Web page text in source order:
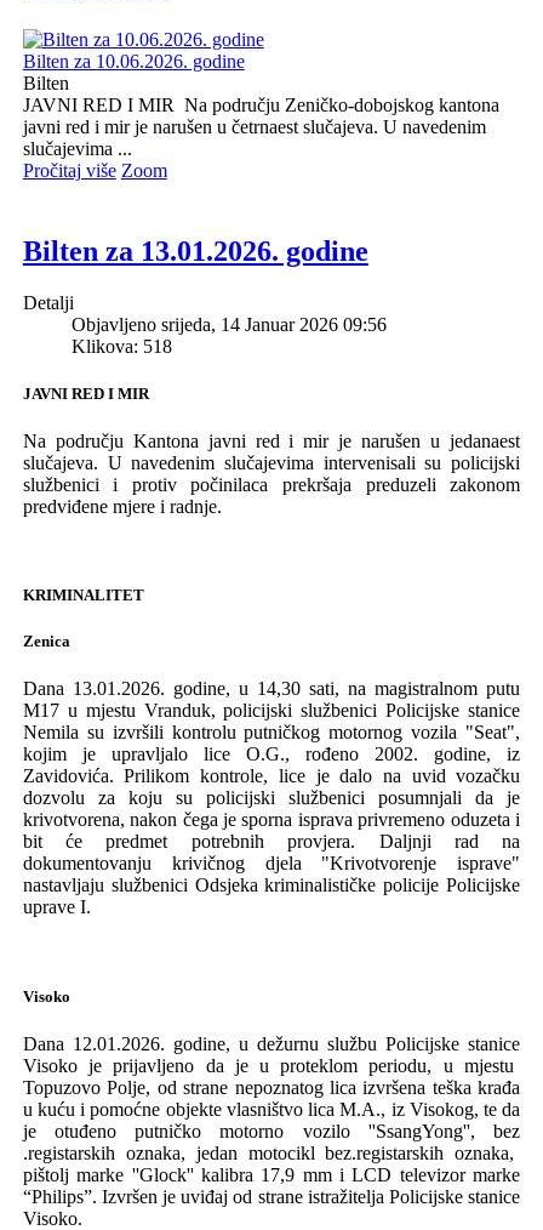
Bilten za 10.06.2026. godine
Bilten
JAVNI RED I MIR Na području Zeničko-dobojskog kantona
javni red i mir je narušen u četrnaest slučajeva. U navedenim
slučajevima ...
Pročitaj više Zoom
Bilten za 13.01.2026. godine
Detalji
Objavljeno srijeda, 14 Januar 2026 09:56
Klikova: 518
JAVNI RED I MIR
Na području Kantona javni red i mir je narušen u jedanaest
slučajeva. U navedenim slučajevima intervenisali su policijski
službenici i protiv počinilaca prekršaja preduzeli zakonom
predviđene mjere i radnje.
KRIMINALITET
Zenica
Dana13.01.2026. godine, u14,30sati, na magistralnom putu
M17 u mjestu Vranduk,policijski službenici Policijske stanice
Nemilasu izvršili kontrolu putničkog motornog vozila "Seat",
kojim
je upravljaloliceO.G.,rođeno 2002. godine,iz
Zavidovića.Prilikom kontrole, lice je dalo na uvid vozačku
dozvolu
za koju supolicijski službenici posumnjali da je
krivotvorena, nakon čega je sporna ispravaprivremeno oduzetai
bit će predmet potrebnih provjera. Daljnji radna
dokumentovanju
krivičnog djela"Krivotvorenje isprave"
nastavljaju službenici Odsjeka kriminalističke policije Policijske
uprave I.
Visoko
Dana 12.01.2026. godine, u dežurnu službuPolicijske stanice
Visoko je prijavljeno da je u proteklom periodu, u mjestu
Topuzovo Polje, od strane nepoznatog licaizvršena teška krađa
u kuću i pomoćne objekte vlasništvo lica M.A., iz Visokog, te da
jeotuđeno putničko motorno vozilo ''SsangYong'',bez
.registarskih oznaka, jedan motocikl bez.registarskih oznaka,
pištolj marke ''Glock'' kalibra 17,9 mm i LCD televizormarke
“Philips”. Izvršen jeuviđaj od strane istražitelja Policijske stanice
Visoko.